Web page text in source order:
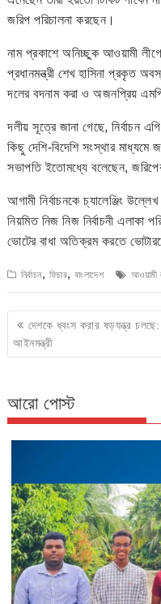
জরিপ পরিচালনা করছেন।
নাম প্রকাশে অনিচ্ছুক আওয়ামী
প্রধানমন্ত্রী শেখ হাসিনা প্রকৃত
দলের বদনাম করা ও অজনপ্রিয়
দলীয় সূত্রে জানা গেছে, নির্বাচন
কিছু দেশি-বিদেশি সংস্থার মাধ্যমে
সভাপতি ইতোমধ্যে বলেছেন,
আগামী নির্বাচনকে চ্যালেঞ্জিং
নিয়মিত নিজ নিজ নির্বাচনী এলাকা
ভোটের বাধা অতিক্রম করতে
নির্বাচন, ফিচার,বাংলাদেশ আওয়ামী
Post
navigation
দেশকে ধ্বংস করার ষড়যন্ত্র চলছে:
আইনমন্ত্রী
আরো পোস্ট